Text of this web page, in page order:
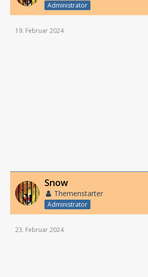
Administrator
19. Februar 2024
Snow
Themenstarter
Administrator
23. Februar 2024